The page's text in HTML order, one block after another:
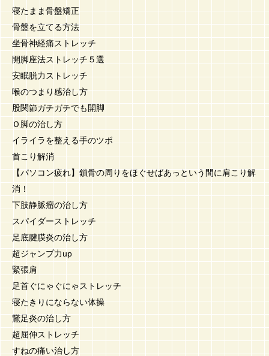
寝たまま骨盤矯正
骨盤を立てる方法
坐骨神経痛ストレッチ
開脚座法ストレッチ５選
安眠脱力ストレッチ
喉のつまり感治し方
股関節ガチガチでも開脚
Ｏ脚の治し方
イライラを整える手のツボ
首こり解消
【パソコン疲れ】鎖骨の周りをほぐせばあっという間に肩こり解
消！
下肢静脈瘤の治し方
スパイダーストレッチ
足底腱膜炎の治し方
超ジャンプ力up
緊張肩
足首ぐにゃぐにゃストレッチ
寝たきりにならない体操
鵞足炎の治し方
超屈伸ストレッチ
すねの痛い治し方